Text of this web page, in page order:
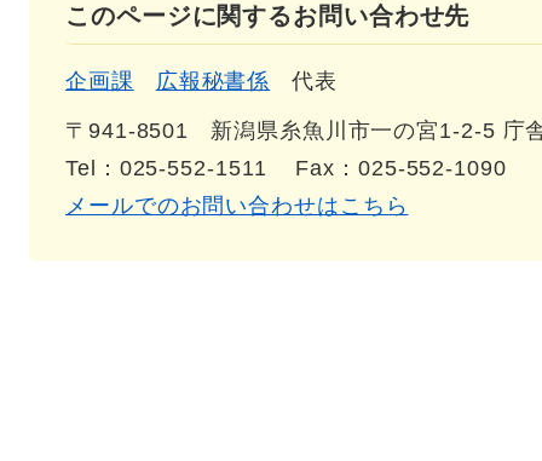
このページに関するお問い合わせ先
企画課 広報秘書係 代表
〒941-8501
新潟県糸魚川市一の宮1-2-5 庁
Tel：025-552-1511
Fax：025-552-1090
メールでのお問い合わせはこちら